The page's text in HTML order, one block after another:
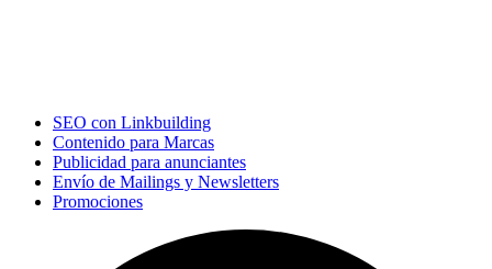
SEO con Linkbuilding
Contenido para Marcas
Publicidad para anunciantes
Envío de Mailings y Newsletters
Promociones